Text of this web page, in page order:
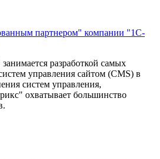
партнером" компании "1С-
разработкой самых
управления сайтом (CMS) в
систем управления,
охватывает большинство